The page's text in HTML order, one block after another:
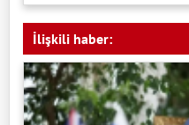
İlişkili haber: